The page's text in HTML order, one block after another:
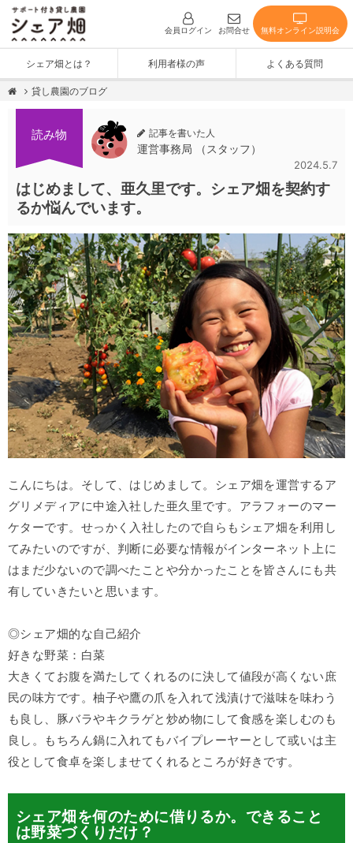
会員ログイン お問合せ 無料オンライン説明会
シェア畑とは？ 利用者様の声 よくある質問
貸し農園のブログ
読み物 記事を書いた人
運営事務局 （スタッフ）
2024.5.7
はじめまして、亜久里です。シェア畑を契約す
るか悩んでいます。
こんにちは。そして、はじめまして。シェア畑を運営するア
グリメディアに中途入社した亜久里です。アラフォーのマー
ケターです。せっかく入社したので自らもシェア畑を利用し
てみたいのですが、判断に必要な情報がインターネット上に
はまだ少ないので調べたことや分かったことを皆さんにも共
有していきたいと思います。
◎シェア畑的な自己紹介
好きな野菜：白菜
大きくてお腹を満たしてくれるのに決して値段が高くない庶
民の味方です。柚子や鷹の爪を入れて浅漬けで滋味を味わう
も良し、豚バラやキクラゲと炒め物にして食感を楽しむのも
良し。もちろん鍋に入れてもバイプレーヤーとして或いは主
役として食卓を楽しませてくれるところが好きです。
シェア畑を何のために借りるか。できること
は野菜づくりだけ？